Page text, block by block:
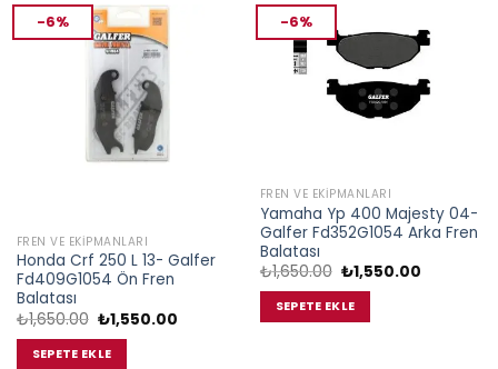
-6%
FREN VE EKIPMANLARI
Honda Crf 250 L 13- Galfer
Fd409G1054 Ön Fren
Balatası
₺1,650.00 Orijinal
fiyat:
₺1,650.00.
₺1,550.00Şu
SEPETE EKLE
-6%
FREN VE EKIPMANLARI
Yamaha Yp 400 Majesty 04-
Galfer Fd352G1054 Arka Fren
Balatası
₺1,650.00 Orijinal
fiyat:
₺1,650.00.
₺1,550.00Şu
SEPETE EKLE